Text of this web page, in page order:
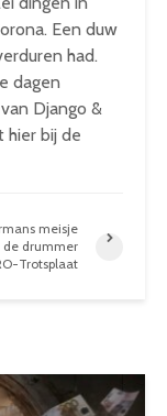
Een duw
had.
dagen
Django &
hier bij de
meisje
de drummer
Trotsplaat